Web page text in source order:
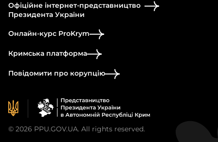
Офіційне інтернет-представництво
Президента України
Онлайн-курс ProKrym
Кримська платформа
Повідомити про корупцію
© 2026 PPU.GOV.UA. All rights reserved.